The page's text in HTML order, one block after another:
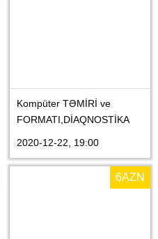
Kompüter TƏMİRİ ve
FORMATI,DİAQNOSTİKA
2020-12-22, 19:00
6AZN